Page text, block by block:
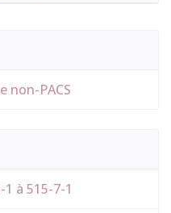
non-PACS
à 515-7-1